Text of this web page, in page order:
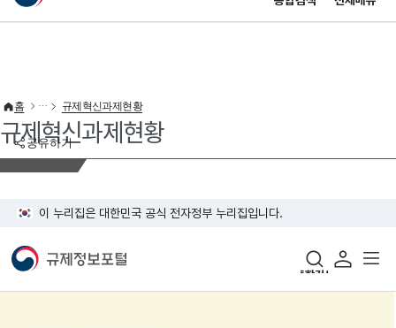
이 누리집은 대한민국 공식 전자정부 누리집입니다.
공유하기
홈 규제혁신과제현황
규제혁신과제현황